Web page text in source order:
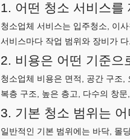
1. 어떤 청소 서비스를
청소업체 서비스는 입주청소, 이
서비스마다 작업 범위와 장비가
2. 비용은 어떤 기준으
청소업체 비용은 면적, 공간 구조,
복층 구조, 높은 층고, 다수의 창
3. 기본 청소 범위는
일반적인 기본 범위에는 바닥, 몰